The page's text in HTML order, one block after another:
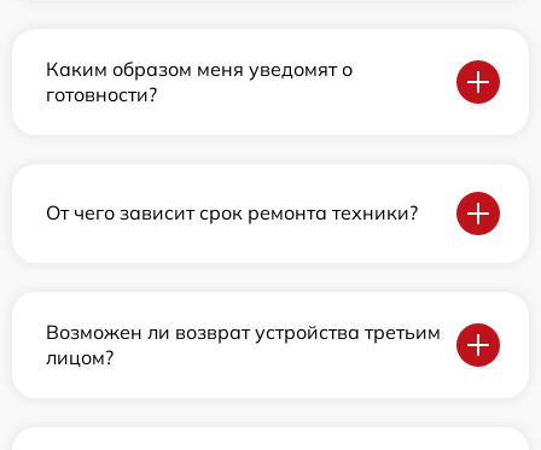
Каким образом меня уведомят о
готовности?
От чего зависит срок ремонта техники?
Возможен ли возврат устройства третьим
лицом?